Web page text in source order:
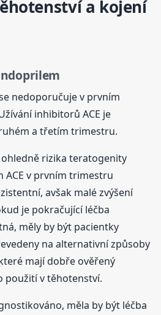
a kojení
nedoporučuje v prvním
inhibitorů ACE je
a třetím trimestru.
rizika teratogenity
v prvním trimestru
avšak malé zvýšení
je pokračující léčba
měly by být pacientky
na alternativní způsoby
mají dobře ověřený
použití v těhotenství.
měla by být léčba